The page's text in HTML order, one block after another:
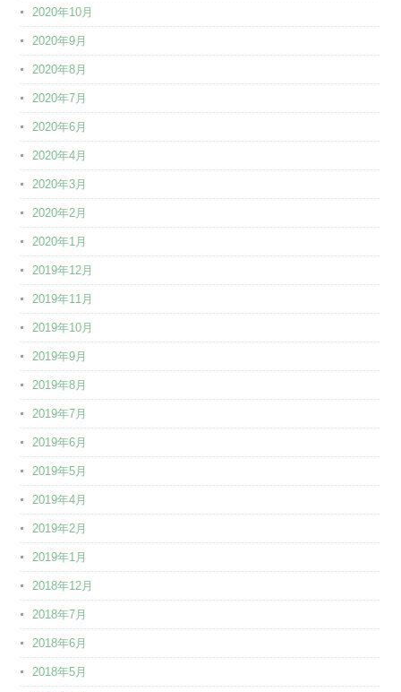
2020年10月
2020年9月
2020年8月
2020年7月
2020年6月
2020年4月
2020年3月
2020年2月
2020年1月
2019年12月
2019年11月
2019年10月
2019年9月
2019年8月
2019年7月
2019年6月
2019年5月
2019年4月
2019年2月
2019年1月
2018年12月
2018年7月
2018年6月
2018年5月